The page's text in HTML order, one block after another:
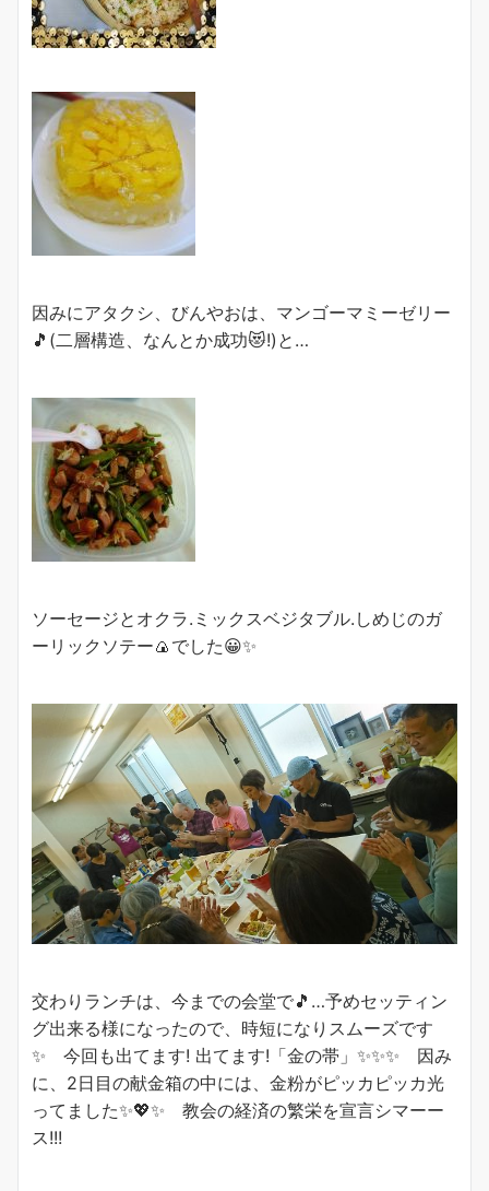
因みにアタクシ、びんやおは、マンゴーマミーゼリー
🎵(二層構造、なんとか成功😻!)と…
ソーセージとオクラ.ミックスベジタブル.しめじのガ
ーリックソテー🍙でした😀✨
交わりランチは、今までの会堂で🎵…予めセッティン
グ出来る様になったので、時短になりスムーズです
✨ 今回も出てます! 出てます!「金の帯」✨✨✨ 因み
に、2日目の献金箱の中には、金粉がピッカピッカ光
ってました✨💖✨ 教会の経済の繁栄を宣言シマーー
ス!!!